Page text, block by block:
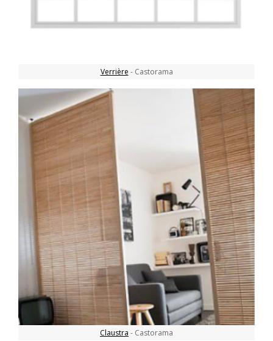
Verrière - Castorama
Claustra - Castorama